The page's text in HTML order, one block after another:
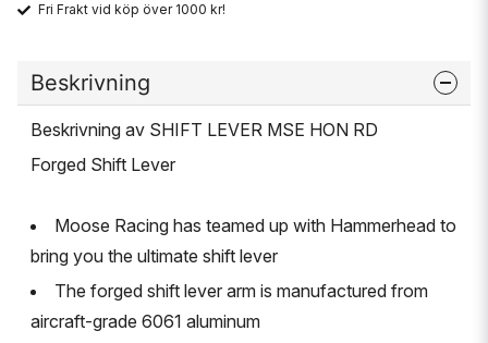
Fri Frakt vid köp över 1000 kr!
Beskrivning
Beskrivning av SHIFT LEVER MSE HON RD
Forged Shift Lever
Moose Racing has teamed up with Hammerhead to
bring you the ultimate shift lever
The forged shift lever arm is manufactured from
aircraft-grade 6061 aluminum